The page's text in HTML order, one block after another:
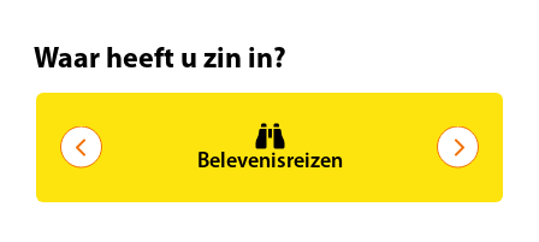
Waar heeft u zin in?
Belevenisreizen